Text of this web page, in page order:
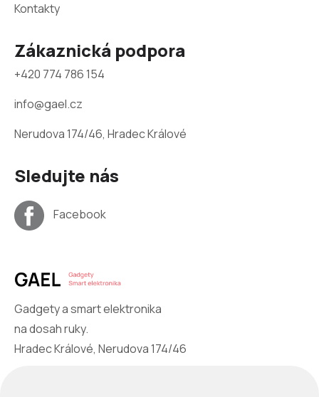
Kontakty
Zákaznická podpora
+420 774 786 154
info@gael.cz
Nerudova 174/46, Hradec Králové
Sledujte nás
Facebook
Gadgety a smart elektronika
na dosah ruky.
Hradec Králové, Nerudova 174/46